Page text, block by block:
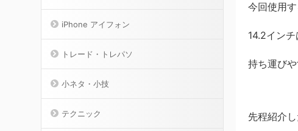
今回使用
14.2インチ
持ち運び
先程紹介
iPhone アイフォン
トレード・トレパソ
小ネタ・小技
テクニック